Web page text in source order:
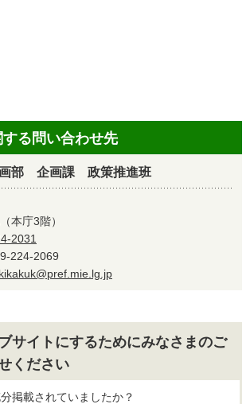
る問い合わせ先
部 企画課 政策推進班
本庁3階）
2031
224-2069
kikakuk@pref.mie.lg.jp
サイトにするためにみなさまのご
ください
掲載されていましたか？